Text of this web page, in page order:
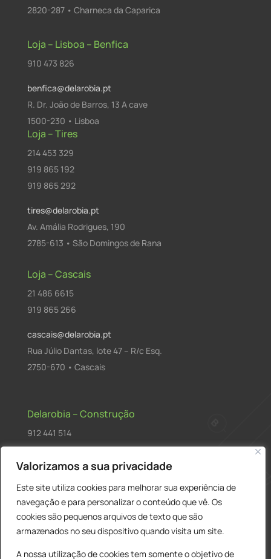
Valorizamos a sua privacidade
Este site utiliza cookies para melhorar sua experiência de
navegação e para personalizar o conteúdo que vê. Os
cookies são pequenos arquivos de texto que são
armazenados no seu dispositivo quando visita um site.
A nossa utilização de cookies tem somente o objetivo de
2820-287 • Charneca da Caparica
Loja – Lisboa – Benfica
910 473 826
benfica@delarobia.pt
R. Dr. João de Barros, 13 A cave
1500-230 • Lisboa
Loja – Tires
214 453 329
919 865 192
919 865 292
tires@delarobia.pt
Av. Amália Rodrigues, 190
2785-613 • São Domingos de Rana
Loja – Cascais
21 486 6615
919 865 266
cascais@delarobia.pt
Rua Júlio Dantas, lote 47 – R/c Esq.
2750-670 • Cascais
Delarobia – Construção
912 441 514
R. António Andrade, 1171
2820-287 • Charneca de Caparica
Products
search PESQUISAR